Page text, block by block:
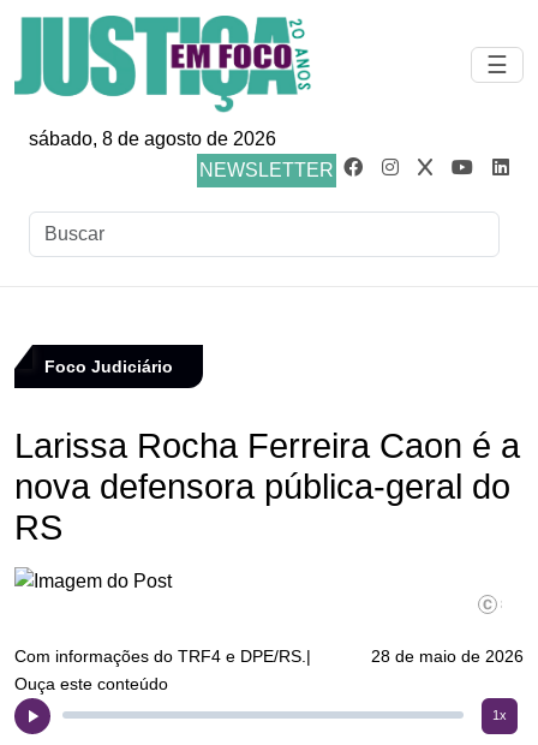
☰
sábado, 8 de agosto de 2026
NEWSLETTER
Foco Judiciário
Larissa Rocha Ferreira Caon é a
nova defensora pública-geral do
RS
©DPE/
Com informações do TRF4 e DPE/RS.|
28 de maio de 2026
Ouça este conteúdo
1x